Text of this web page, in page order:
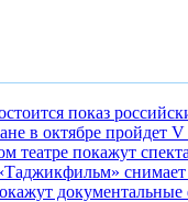
показ
в октябре пройдет
театре покажут